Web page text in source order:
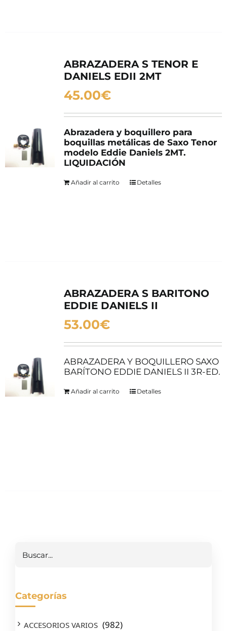
ABRAZADERA S TENOR E
DANIELS EDII 2MT
45.00€
Abrazadera y boquillero para
boquillas metálicas de Saxo Tenor
modelo Eddie Daniels 2MT.
LIQUIDACIÓN
Añadir al carrito Detalles
ABRAZADERA S BARITONO
EDDIE DANIELS II
53.00€
ABRAZADERA Y BOQUILLERO SAXO
BARÍTONO EDDIE DANIELS II 3R-ED.
Añadir al carrito Detalles
Categorías
ACCESORIOS VARIOS (982)